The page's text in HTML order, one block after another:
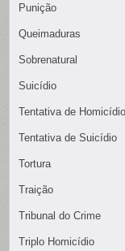
Punição
Queimaduras
Sobrenatural
Suicídio
Tentativa de Homicídio
Tentativa de Suicídio
Tortura
Traição
Tribunal do Crime
Triplo Homicídio